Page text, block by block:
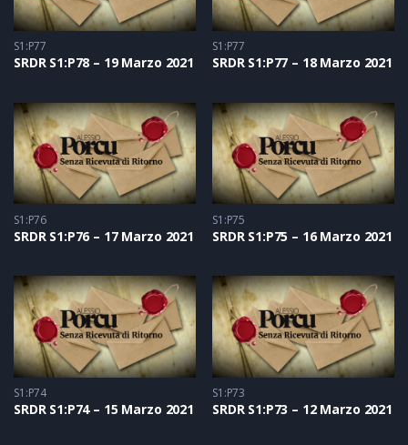
S1:P77
SRDR S1:P78 – 19 Marzo 2021
S1:P77
SRDR S1:P77 – 18 Marzo 2021
S1:P76
SRDR S1:P76 – 17 Marzo 2021
S1:P75
SRDR S1:P75 – 16 Marzo 2021
S1:P74
SRDR S1:P74 – 15 Marzo 2021
S1:P73
SRDR S1:P73 – 12 Marzo 2021